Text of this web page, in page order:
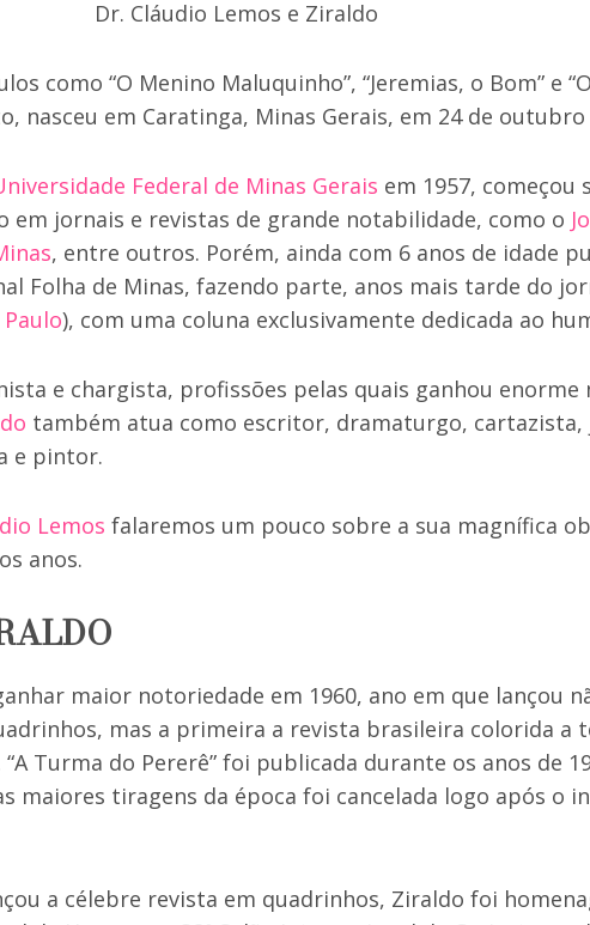
como “O Menino Maluquinho”, “Jeremias, o Bom” e
nasceu em Caratinga, Minas Gerais, em 24 de outubro
Federal de Minas Gerais em 1957, começou
em jornais e revistas de grande notabilidade, como o
, entre outros. Porém, ainda com 6 anos de idade
Folha de Minas, fazendo parte, anos mais tarde do
), com uma coluna exclusivamente dedicada ao
e chargista, profissões pelas quais ganhou enorme
também atua como escritor, dramaturgo, cartazista,
e pintor.
Lemos falaremos um pouco sobre a sua magnífica
anos.
maior notoriedade em 1960, ano em que lançou
mas a primeira a revista brasileira colorida a
Turma do Pererê” foi publicada durante os anos de
maiores tiragens da época foi cancelada logo após o
a célebre revista em quadrinhos, Ziraldo foi